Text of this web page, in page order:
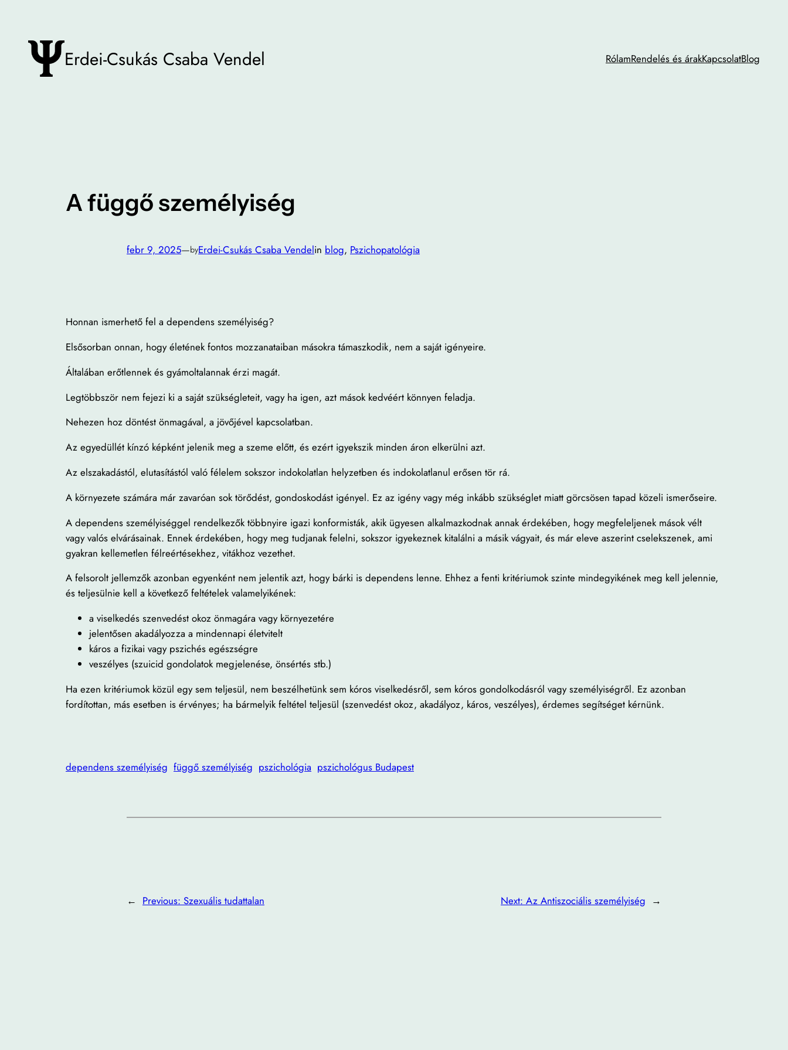
tartalomhoz
Erdei-Csukás Csaba Vendel RólamRendelés és árakKapcsolatBlog
A függő személyiség
febr 9, 2025—byErdei-Csukás Csaba Vendelin blog, Pszichopatológia
Honnan ismerhető fel a dependens személyiség?
Elsősorban onnan, hogy életének fontos mozzanataiban másokra támaszkodik, nem a saját igényeire.
Általában erőtlennek és gyámoltalannak érzi magát.
Legtöbbször nem fejezi ki a saját szükségleteit, vagy ha igen, azt mások kedvéért könnyen feladja.
Nehezen hoz döntést önmagával, a jövőjével kapcsolatban.
Az egyedüllét kínzó képként jelenik meg a szeme előtt, és ezért igyekszik minden áron elkerülni azt.
Az elszakadástól, elutasítástól való félelem sokszor indokolatlan helyzetben és indokolatlanul erősen tör rá.
A környezete számára már zavaróan sok törődést, gondoskodást igényel. Ez az igény vagy még inkább szükséglet miatt görcsösen tapad közeli ismerőseire.
A dependens személyiséggel rendelkezők többnyire igazi konformisták, akik ügyesen alkalmazkodnak annak érdekében, hogy megfeleljenek mások vélt
vagy valós elvárásainak. Ennek érdekében, hogy meg tudjanak felelni, sokszor igyekeznek kitalálni a másik vágyait, és már eleve aszerint cselekszenek, ami
gyakran kellemetlen félreértésekhez, vitákhoz vezethet.
A felsorolt jellemzők azonban egyenként nem jelentik azt, hogy bárki is dependens lenne. Ehhez a fenti kritériumok szinte mindegyikének meg kell jelennie,
és teljesülnie kell a következő feltételek valamelyikének:
a viselkedés szenvedést okoz önmagára vagy környezetére
jelentősen akadályozza a mindennapi életvitelt
káros a fizikai vagy pszichés egészségre
veszélyes (szuicid gondolatok megjelenése, önsértés stb.)
Ha ezen kritériumok közül egy sem teljesül, nem beszélhetünk sem kóros viselkedésről, sem kóros gondolkodásról vagy személyiségről. Ez azonban
fordítottan, más esetben is érvényes; ha bármelyik feltétel teljesül (szenvedést okoz, akadályoz, káros, veszélyes), érdemes segítséget kérnünk.
dependens személyiség függő személyiség pszichológia pszichológus Budapest
← Previous: Szexuális tudattalan Next: Az Antiszociális személyiség →